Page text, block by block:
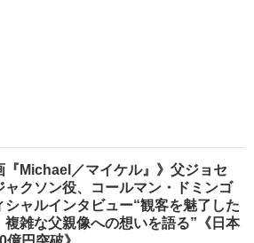
『Michael／マイケル』》父ジョセ
ャクソン役、コールマン・ドミンゴ
シャルインタビュー“観客を魅了した
複雑な父親像への想いを語る”《日本